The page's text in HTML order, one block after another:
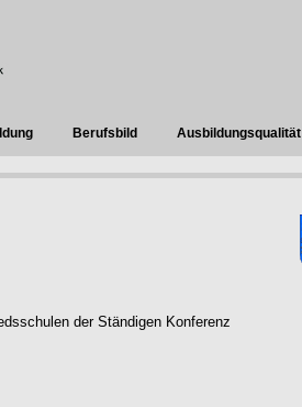
Berufsbild Ausbildungsqualität
der Ständigen Konferenz